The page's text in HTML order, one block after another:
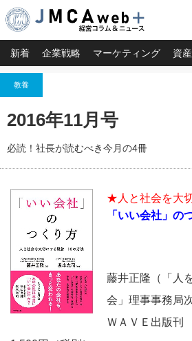
新着 企業戦略 マーケティング 資産
教養
2016年11月号
必読！社長が読むべき今月の4冊
★人と社会を大
「いい会社」の
藤井正隆（「人
会」理事事務局
ＷＡＶＥ出版刊